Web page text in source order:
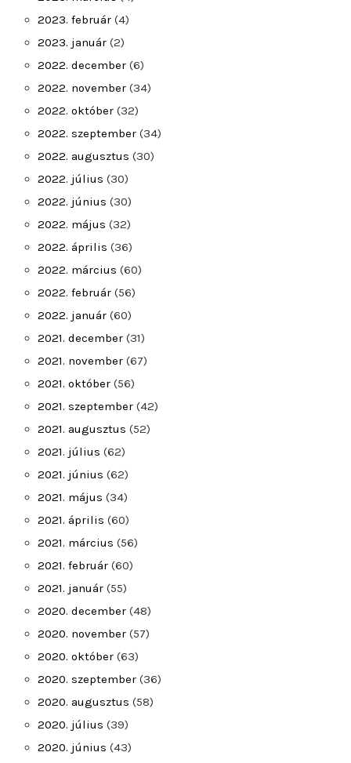
2023. február (4)
2023. január (2)
2022. december (6)
2022. november (34)
2022. október (32)
2022. szeptember (34)
2022. augusztus (30)
2022. július (30)
2022. június (30)
2022. május (32)
2022. április (36)
2022. március (60)
2022. február (56)
2022. január (60)
2021. december (31)
2021. november (67)
2021. október (56)
2021. szeptember (42)
2021. augusztus (52)
2021. július (62)
2021. június (62)
2021. május (34)
2021. április (60)
2021. március (56)
2021. február (60)
2021. január (55)
2020. december (48)
2020. november (57)
2020. október (63)
2020. szeptember (36)
2020. augusztus (58)
2020. július (39)
2020. június (43)